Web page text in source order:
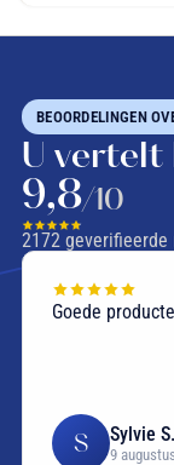
BEOORDELINGEN
U vertelt
9,8/10
2172geverifieerde
Goede
S Sylvie S.
9